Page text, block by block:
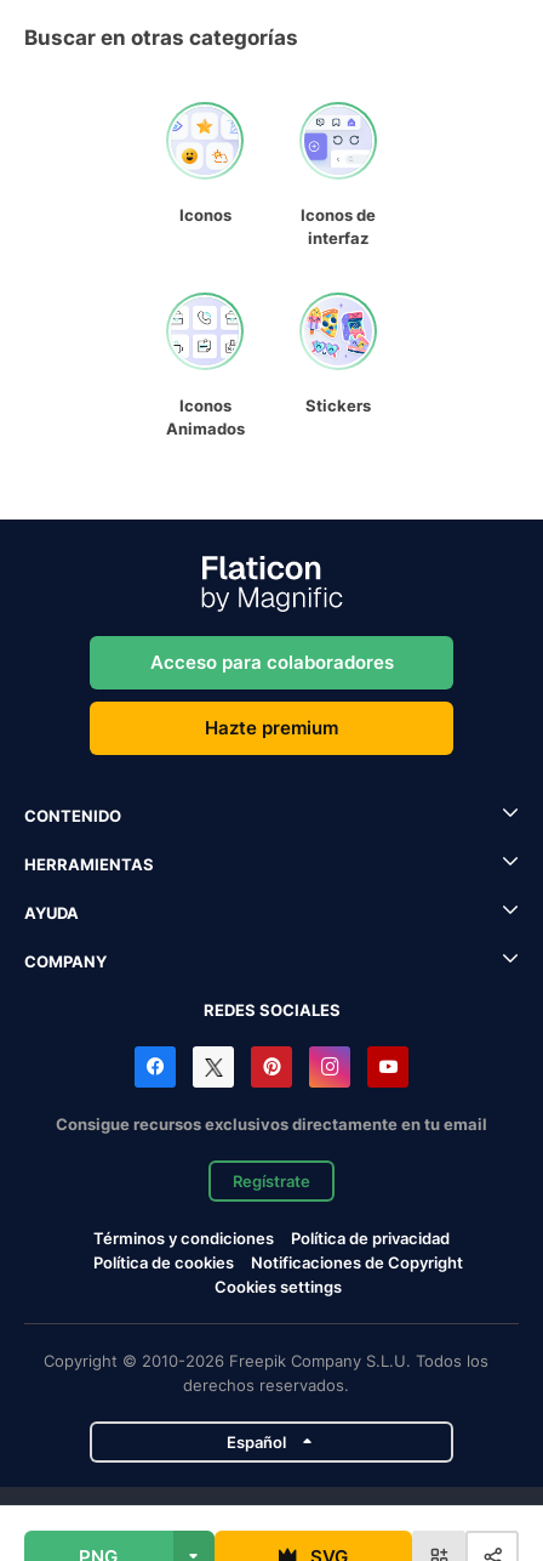
Buscar en otras categorías
Iconos
Iconos de
interfaz
Iconos
Animados
Stickers
Acceso para colaboradores
Hazte premium
CONTENIDO
HERRAMIENTAS
AYUDA
COMPANY
REDES SOCIALES
Consigue recursos exclusivos directamente en tu email
Regístrate
Términos y condiciones
Política de privacidad
Política de cookies
Notificaciones de Copyright
Cookies settings
Copyright © 2010-2026 Freepik Company S.L.U. Todos los
derechos reservados.
Español